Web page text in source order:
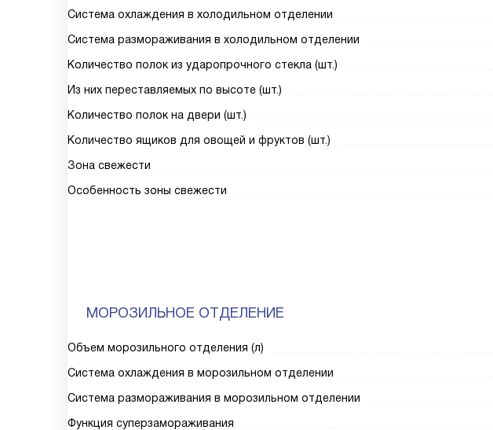
Система охлаждения в холодильном отделении
Система размораживания в холодильном отделении
Количество полок из ударопрочного стекла (шт.)
Из них переставляемых по высоте (шт.)
Количество полок на двери (шт.)
Количество ящиков для овощей и фруктов (шт.)
Зона свежести
Особенность зоны свежести
МОРОЗИЛЬНОЕ ОТДЕЛЕНИЕ
Объем морозильного отделения (л)
Система охлаждения в морозильном отделении
Система размораживания в морозильном отделении
Функция суперзамораживания